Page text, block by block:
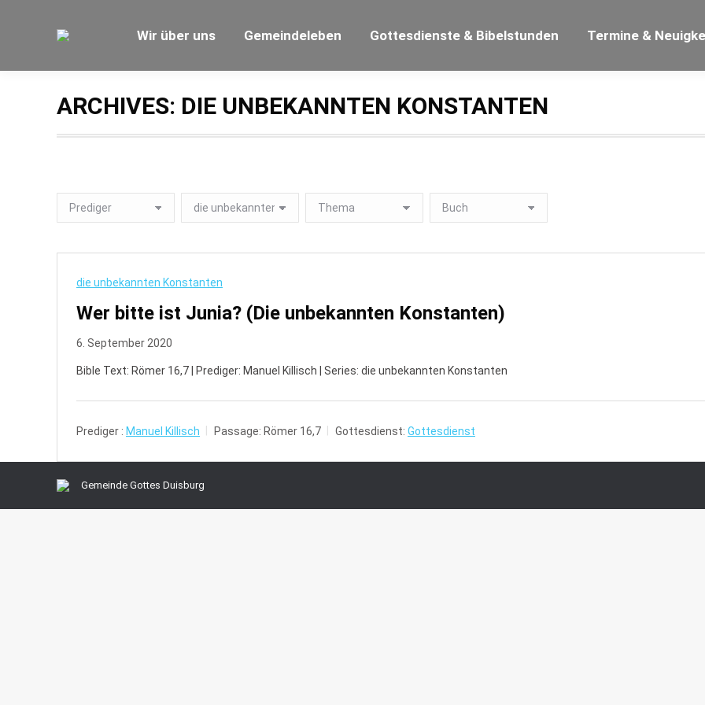
Wir über uns Gemeindeleben Gottesdienste & Bibelstunden Termine &
ARCHIVES: DIE UNBEKANNTEN KONSTANTEN
die unbekannten Konstanten
Wer bitte ist Junia? (Die unbekannten Konstanten)
6. September 2020
Bible Text: Römer 16,7 | Prediger: Manuel Killisch | Series: die unbekannten Konstanten
Prediger : Manuel Killisch Passage: Römer 16,7 Gottesdienst: Gottesdienst
Gemeinde Gottes Duisburg